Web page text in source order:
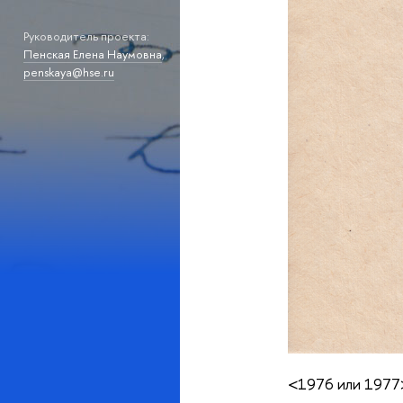
Руководитель проекта:
Пенская Елена Наумовна,
penskaya@hse.ru
<1976 или